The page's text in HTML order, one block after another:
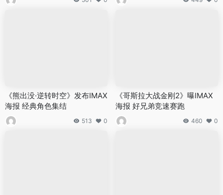
《熊出没·逆转时空》发布IMAX
海报 经典角色集结
513 0
《哥斯拉大战金刚2》曝IMAX
海报 好兄弟竞速赛跑
460 0